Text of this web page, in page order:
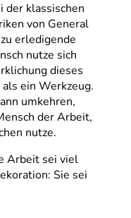
der klassischen
von General
erledigende
nutze sich
dieses
ein Werkzeug.
umkehren,
der Arbeit,
nutze.
Arbeit sei viel
Sie sei